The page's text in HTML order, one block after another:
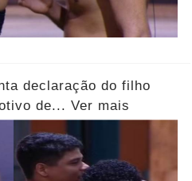
declaração do filho
de... Ver mais